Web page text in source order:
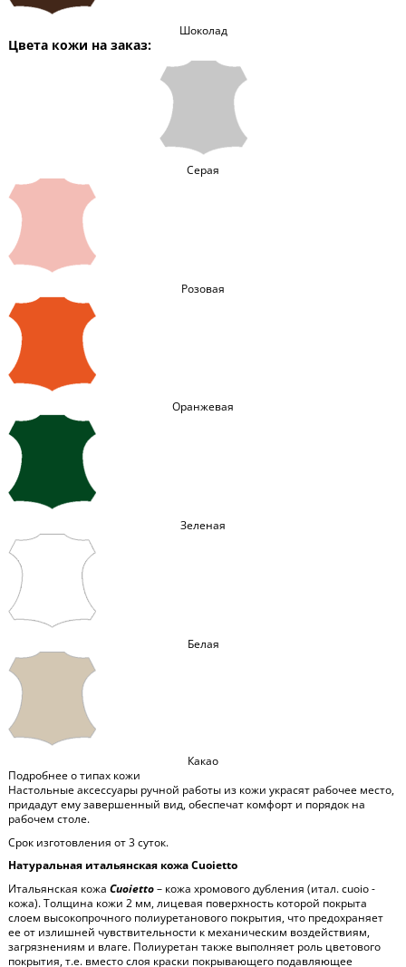
Шоколад
Цвета кожи на заказ:
Серая
Розовая
Оранжевая
Зеленая
Белая
Какао
Подробнее о типах кожи
Настольные аксессуары ручной работы из кожи украсят рабочее место,
придадут ему завершенный вид, обеспечат комфорт и порядок на
рабочем столе.
Срок изготовления от 3 суток.
Натуральная итальянская кожа Cuoietto
Итальянская кожа Cuoietto– кожа хромового дубления (итал. cuoio -
кожа). Толщина кожи 2 мм, лицевая поверхность которой покрыта
слоем высокопрочного полиуретанового покрытия, что предохраняет
ее от излишней чувствительности к механическим воздействиям,
загрязнениям и влаге. Полиуретан также выполняет роль цветового
покрытия, т.е. вместо слоя краски покрывающего подавляющее